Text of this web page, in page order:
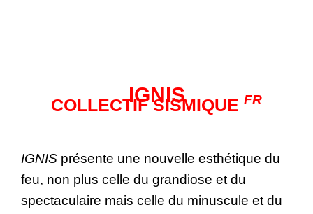
IGNIS présente une nouvelle esthétique du
feu, non plus celle du grandiose et du
spectaculaire mais celle du minuscule et du
IGNIS
COLLECTIF SISMIQUE FR